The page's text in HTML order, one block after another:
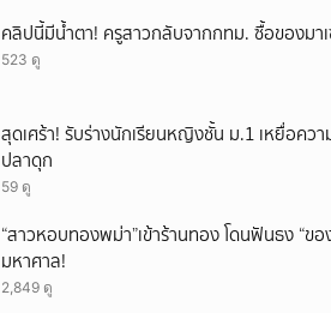
คลิปนี้มีน้ำตา! ครูสาวกลับจากกทม. ซื้อของมา
523 ดู
สุดเศร้า! รับร่างนักเรียนหญิงชั้น ม.1 เหยื่อคว
ปลาดุก
59 ดู
“สาวหอบทองพม่า”เข้าร้านทอง โดนฟันธง “
มหาศาล!
2,849 ดู